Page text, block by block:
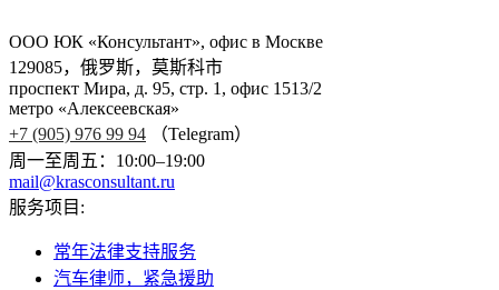
ООО ЮК «Консультант», офис в Москве
129085，俄罗斯，莫斯科市
проспект Мира, д. 95, стр. 1, офис 1513/2
метро «Алексеевская»
+7 (905) 976 99 94 （Telegram）
周一至周五：10:00–19:00
mail@krasconsultant.ru
服务项目:
常年法律支持服务
汽车律师，紧急援助